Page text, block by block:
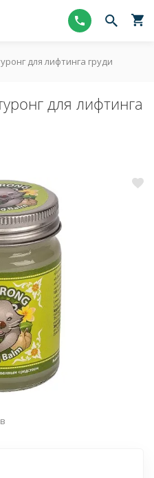
для лифтинга груди
для лифтинга